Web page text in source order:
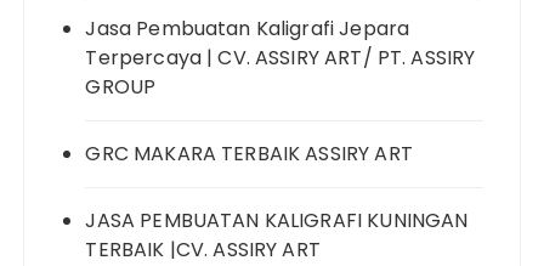
Jasa Pembuatan Kaligrafi Jepara
Terpercaya | CV. ASSIRY ART/ PT. ASSIRY
GROUP
GRC MAKARA TERBAIK ASSIRY ART
JASA PEMBUATAN KALIGRAFI KUNINGAN
TERBAIK |CV. ASSIRY ART